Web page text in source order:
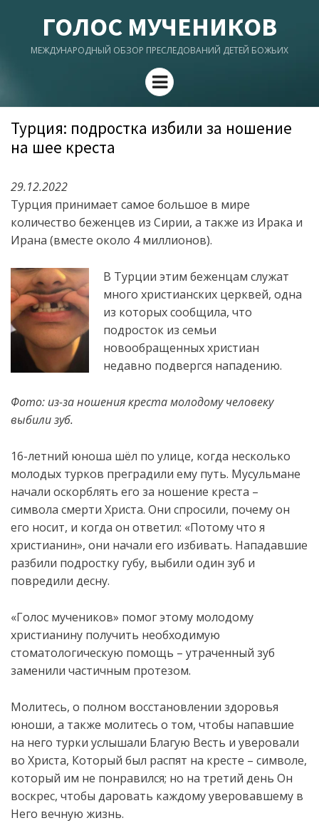
ГОЛОС МУЧЕНИКОВ
МЕЖДУНАРОДНЫЙ ОБЗОР ПРЕСЛЕДОВАНИЙ ДЕТЕЙ БОЖЬИХ
Menu
Турция: подростка избили за ношение
на шее креста
29.12.2022
Турция принимает самое большое в мире
количество беженцев из Сирии, а также из Ирака и
Ирана (вместе около 4 миллионов).
В Турции этим беженцам служат
много христианских церквей, одна
из которых сообщила, что
подросток из семьи
новообращенных христиан
недавно подвергся нападению.
Фото: из-за ношения креста молодому человеку
выбили зуб.
16-летний юноша шёл по улице, когда несколько
молодых турков преградили ему путь. Мусульмане
начали оскорблять его за ношение креста –
символа смерти Христа. Они спросили, почему он
его носит, и когда он ответил: «Потому что я
христианин», они начали его избивать. Нападавшие
разбили подростку губу, выбили один зуб и
повредили десну.
«Голос мучеников» помог этому молодому
христианину получить необходимую
стоматологическую помощь – утраченный зуб
заменили частичным протезом.
Молитесь, о полном восстановлении здоровья
юноши, а также молитесь о том, чтобы напавшие
на него турки услышали Благую Весть и уверовали
во Христа, Который был распят на кресте – символе,
который им не понравился; но на третий день Он
воскрес, чтобы даровать каждому уверовавшему в
Него вечную жизнь.